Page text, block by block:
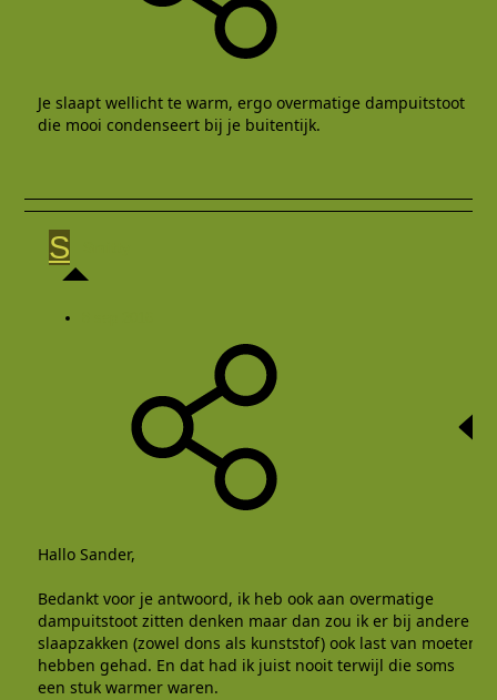
Je slaapt wellicht te warm, ergo overmatige dampuitstoot
die mooi condenseert bij je buitentijk.
S
Hallo Sander,
Bedankt voor je antwoord, ik heb ook aan overmatige
dampuitstoot zitten denken maar dan zou ik er bij andere
slaapzakken (zowel dons als kunststof) ook last van moeten
hebben gehad. En dat had ik juist nooit terwijl die soms
een stuk warmer waren.